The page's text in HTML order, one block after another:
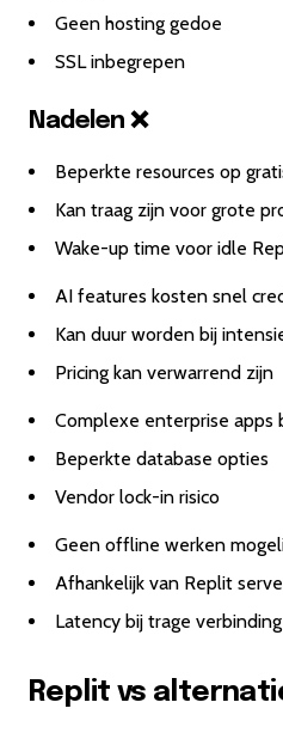
Geen hosting gedoe
SSL inbegrepen
Nadelen ❌
Beperkte resources op
Kan traag zijn voor grote
Wake-up time voor idle
AI features kosten snel
Kan duur worden bij
Pricing kan verwarrend zijn
Complexe enterprise apps
Beperkte database opties
Vendor lock-in risico
Geen offline werken
Afhankelijk van Replit
Latency bij trage verbinding
Replit vs